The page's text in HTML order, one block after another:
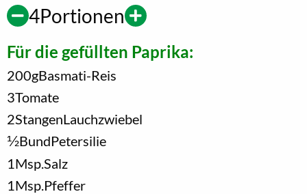
4Portionen
Für die gefüllten Paprika:
200gBasmati-Reis
3Tomate
2StangenLauchzwiebel
1/2BundPetersilie
1 Msp. Salz
1 Msp. Pfeffer